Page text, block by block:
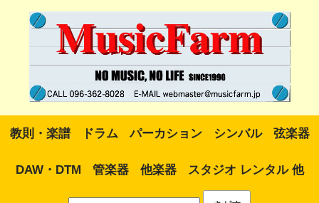
教則・楽譜 ドラム パーカション シンバル 弦楽器
DAW・DTM 管楽器 他楽器 スタジオ レンタル 他